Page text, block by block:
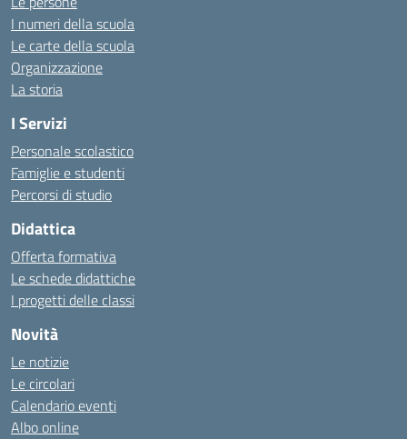
I numeri della scuola
Le carte della scuola
Organizzazione
La storia
I Servizi
Personale scolastico
Famiglie e studenti
Percorsi di studio
Didattica
Offerta formativa
Le schede didattiche
I progetti delle classi
Novità
Le notizie
Le circolari
Calendario eventi
Albo online